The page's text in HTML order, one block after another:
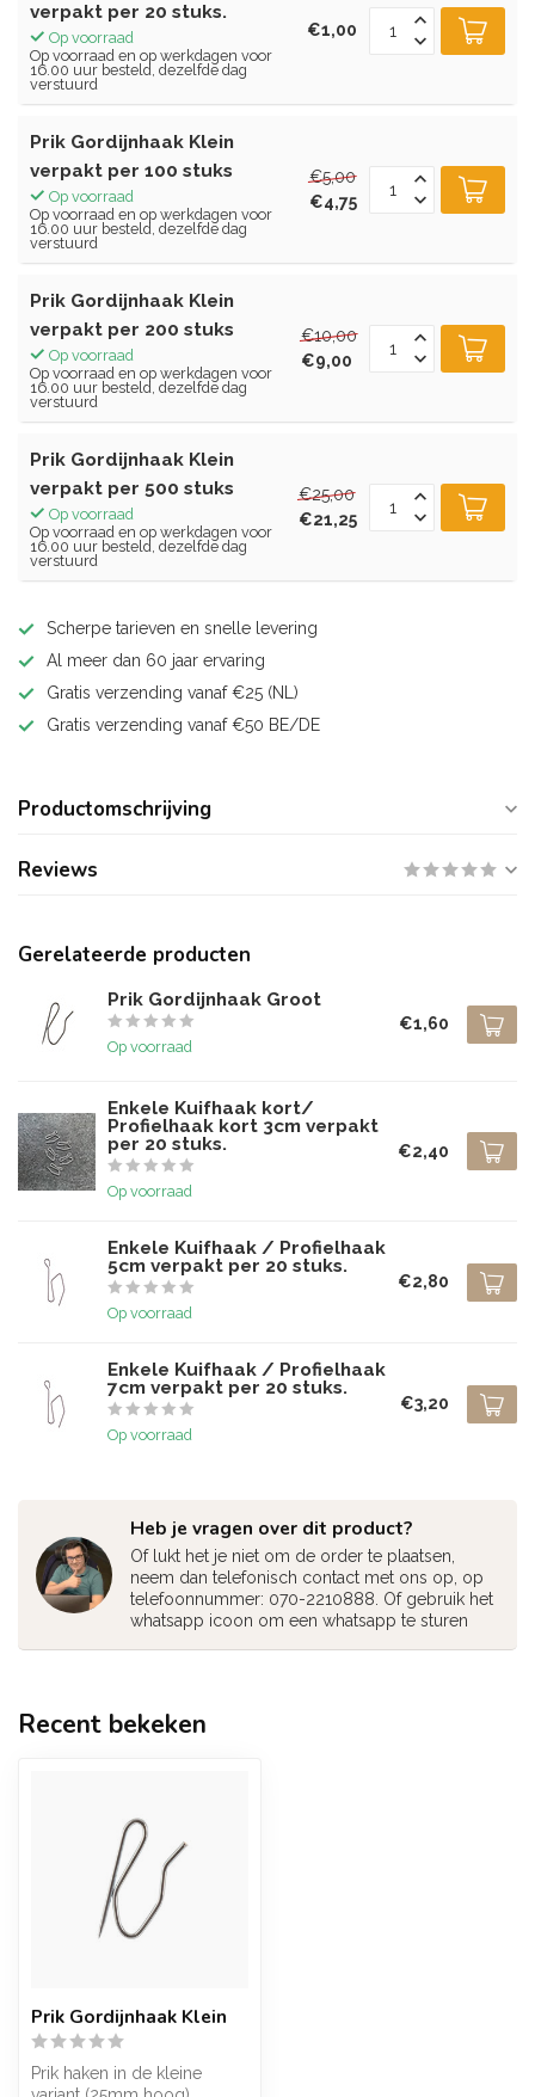
verpakt per 20 stuks.
Op voorraad
Op voorraad en op werkdagen voor
16.00 uur besteld, dezelfde dag
verstuurd
€1,00
Prik Gordijnhaak Klein
verpakt per 100 stuks
Op voorraad
Op voorraad en op werkdagen voor
16.00 uur besteld, dezelfde dag
verstuurd
€5,00
€4,75
Prik Gordijnhaak Klein
verpakt per 200 stuks
Op voorraad
Op voorraad en op werkdagen voor
16.00 uur besteld, dezelfde dag
verstuurd
€10,00
€9,00
Prik Gordijnhaak Klein
verpakt per 500 stuks
Op voorraad
Op voorraad en op werkdagen voor
16.00 uur besteld, dezelfde dag
verstuurd
€25,00
€21,25
Scherpe tarieven en snelle levering
Al meer dan 60 jaar ervaring
Gratis verzending vanaf €25 (NL)
Gratis verzending vanaf €50 BE/DE
Productomschrijving
Reviews
Gerelateerde producten
Prik Gordijnhaak Groot
Op voorraad
€1,60
Enkele Kuifhaak kort/
Profielhaak kort 3cm verpakt
per 20 stuks.
Op voorraad
€2,40
Enkele Kuifhaak / Profielhaak
5cm verpakt per 20 stuks.
Op voorraad
€2,80
Enkele Kuifhaak / Profielhaak
7cm verpakt per 20 stuks.
Op voorraad
€3,20
Heb je vragen over dit product?
Of lukt het je niet om de order te plaatsen,
neem dan telefonisch contact met ons op, op
telefoonnummer: 070-2210888. Of gebruik het
whatsapp icoon om een whatsapp te sturen
Recent bekeken
Prik Gordijnhaak Klein
Prik haken in de kleine